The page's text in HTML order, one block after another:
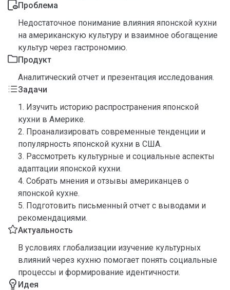
Проблема
Недостаточное понимание влияния японской кухни
на американскую культуру и взаимное обогащение
культур через гастрономию.
Продукт
Аналитический отчет и презентация исследования.
Задачи
1. Изучить историю распространения японской
кухни в Америке.
2. Проанализировать современные тенденции и
популярность японской кухни в США.
3. Рассмотреть культурные и социальные аспекты
адаптации японской кухни.
4. Собрать мнения и отзывы американцев о
японской кухне.
5. Подготовить письменный отчет с выводами и
рекомендациями.
Актуальность
В условиях глобализации изучение культурных
влияний через кухню помогает понять социальные
процессы и формирование идентичности.
Идея